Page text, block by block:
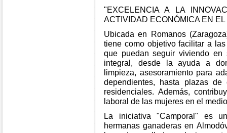
"EXCELENCIA A LA
ACTIVIDAD ECONÓMICA EN
Ubicada en Romanos
tiene como objetivo facilitar a
que puedan seguir viviendo en
integral, desde la ayuda a
limpieza, asesoramiento para
dependientes, hasta plazas
residenciales. Además,
laboral de las mujeres en el
La iniciativa "Camporal" es
hermanas ganaderas en